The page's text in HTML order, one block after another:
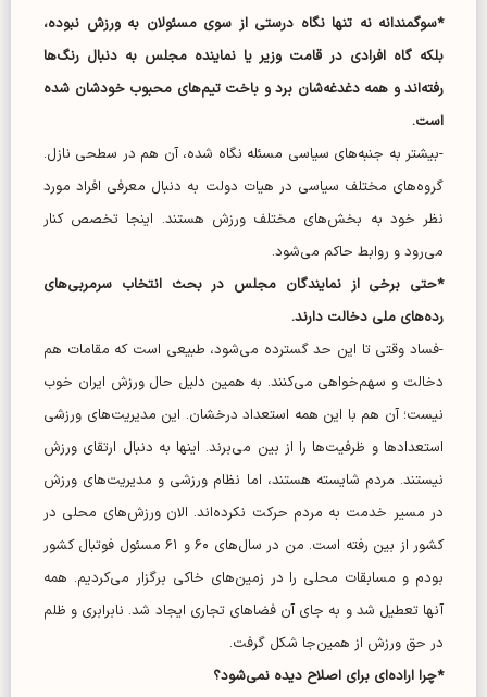
*سوگمندانه نه تنها نگاه درستی از سوی مسئولان به ورزش نبوده،
بلکه گاه افرادی در قامت وزیر یا نماینده مجلس به دنبال رنگ‌ها
رفته‌اند و همه دغدغه‌شان برد و باخت تیم‌های محبوب خودشان شده
است.
-بیشتر به جنبه‌های سیاسی مسئله نگاه شده، آن هم در سطحی نازل.
گروه‌های مختلف سیاسی در هیات دولت به دنبال معرفی افراد مورد
نظر خود به بخش‌های مختلف ورزش هستند. اینجا تخصص کنار
می‌رود و روابط حاکم می‌شود.
*حتی برخی از نمایندگان مجلس در بحث انتخاب سرمربی‌های
رده‌های ملی دخالت دارند.
-فساد وقتی تا این حد گسترده می‌شود، طبیعی است که مقامات هم
دخالت و سهم‌خواهی می‌کنند. به همین دلیل حال ورزش ایران خوب
نیست؛ آن هم با این همه استعداد درخشان. این مدیریت‌های ورزشی
استعداد‌ها و ظرفیت‌ها را از بین می‌برند. اینها به دنبال ارتقای ورزش
نیستند. مردم شایسته هستند، اما نظام ورزشی و مدیریت‌های ورزش
در مسیر خدمت به مردم حرکت نکرده‌اند. الان ورزش‌های محلی در
کشور از بین رفته است. من در سال‌های ۶۰ و ۶۱ مسئول فوتبال کشور
بودم و مسابقات محلی را در زمین‌های خاکی برگزار می‌کردیم. همه
آنها تعطیل شد و به جای آن فضا‌های تجاری ایجاد شد. نابرابری و ظلم
در حق ورزش از همین‌جا شکل گرفت.
*چرا اراده‌ای برای اصلاح دیده نمی‌شود؟